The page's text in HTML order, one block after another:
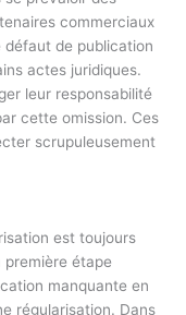
commerciaux
de publication
actes juridiques.
leur responsabilité
cette omission. Ces
scrupuleusement
est toujours
étape
manquante en
régularisation. Dans